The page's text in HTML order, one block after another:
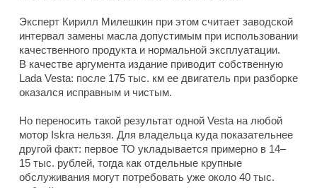
Эксперт Кирилл Милешкин при этом считает заводской
интервал замены масла допустимым при использовании
качественного продукта и нормальной эксплуатации.
В качестве аргумента издание приводит собственную
Lada Vesta: после 175 тыс. км ее двигатель при разборке
оказался исправным и чистым.
Но переносить такой результат одной Vesta на любой
мотор Iskra нельзя. Для владельца куда показательнее
другой факт: первое ТО укладывается примерно в 14–
15 тыс. рублей, тогда как отдельные крупные
обслуживания могут потребовать уже около 40 тыс.